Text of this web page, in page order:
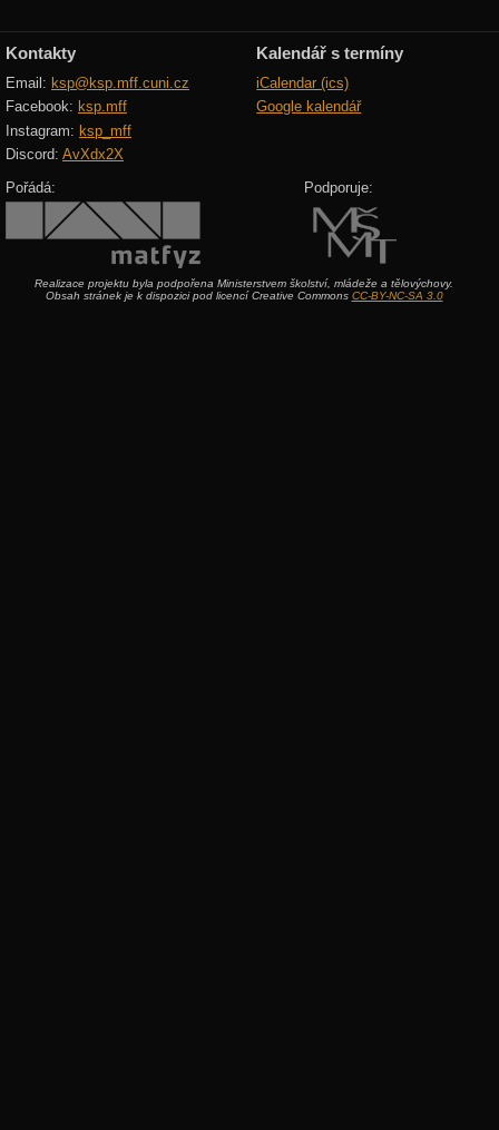
Kontakty
Email: ksp@ksp.mff.cuni.cz
Facebook: ksp.mff
Instagram: ksp_mff
Discord: AvXdx2X
Kalendář s termíny
iCalendar (ics)
Google kalendář
Pořádá: Podporuje:
Realizace projektu byla podpořena Ministerstvem školství, mládeže a tělovýchovy.
Obsah stránek je k dispozici pod licencí Creative Commons CC-BY-NC-SA 3.0